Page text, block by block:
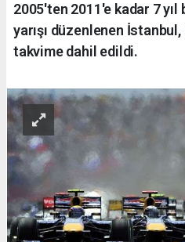
2005'ten 2011'e kadar 7 yıl
yarışı düzenlenen
takvime dahil edildi.